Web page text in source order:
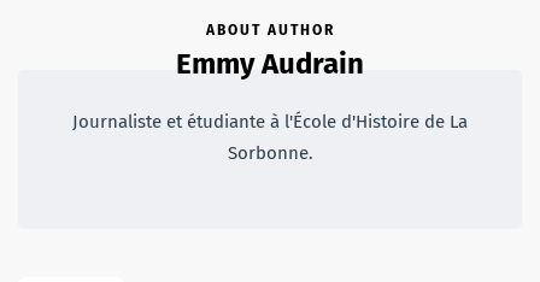
ABOUT AUTHOR
Emmy Audrain
Journaliste et étudiante à l'École d'Histoire de La
Sorbonne.